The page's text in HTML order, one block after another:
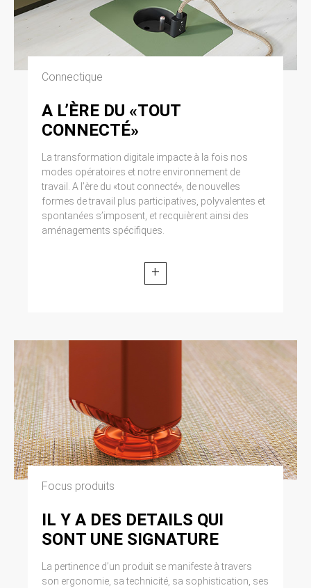
Connectique
A L’ÈRE DU «TOUT
CONNECTÉ»
La transformation digitale impacte à la fois nos
modes opératoires et notre environnement de
travail. A l’ère du «tout connecté», de nouvelles
formes de travail plus participatives, polyvalentes et
spontanées s’imposent, et recquièrent ainsi des
aménagements spécifiques.
+
Focus produits
IL Y A DES DETAILS QUI
SONT UNE SIGNATURE
La pertinence d’un produit se manifeste à travers
son ergonomie, sa technicité, sa sophistication, ses